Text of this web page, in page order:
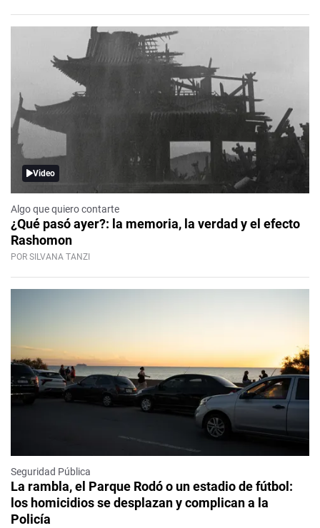
Video
Algo que quiero contarte
¿Qué pasó ayer?: la memoria, la verdad y el efecto
Rashomon
POR SILVANA TANZI
Seguridad Pública
La rambla, el Parque Rodó o un estadio de fútbol:
los homicidios se desplazan y complican a la
Policía